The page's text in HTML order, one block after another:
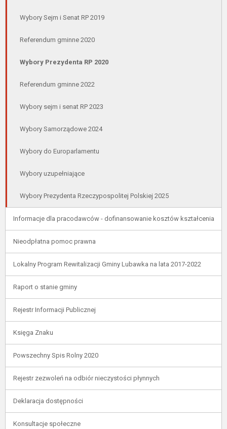
Wybory Sejm i Senat RP 2019
Referendum gminne 2020
Wybory Prezydenta RP 2020
Referendum gminne 2022
Wybory sejm i senat RP 2023
Wybory Samorządowe 2024
Wybory do Europarlamentu
Wybory uzupełniające
Wybory Prezydenta Rzeczypospolitej Polskiej 2025
Informacje dla pracodawców - dofinansowanie kosztów kształcenia
Nieodpłatna pomoc prawna
Lokalny Program Rewitalizacji Gminy Lubawka na lata 2017-2022
Raport o stanie gminy
Rejestr Informacji Publicznej
Księga Znaku
Powszechny Spis Rolny 2020
Rejestr zezwoleń na odbiór nieczystości płynnych
Deklaracja dostępności
Konsultacje społeczne